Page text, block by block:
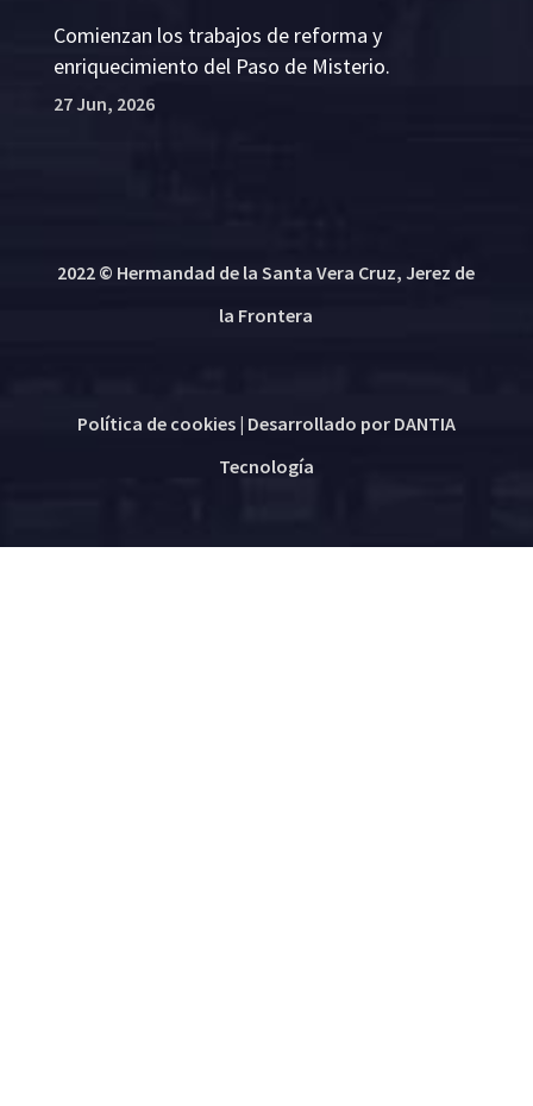
Comienzan los trabajos de reforma y
enriquecimiento del Paso de Misterio.
27 Jun, 2026
2022 © Hermandad de la Santa Vera Cruz, Jerez de
la Frontera
Política de cookies| Desarrollado por DANTIA
Tecnología